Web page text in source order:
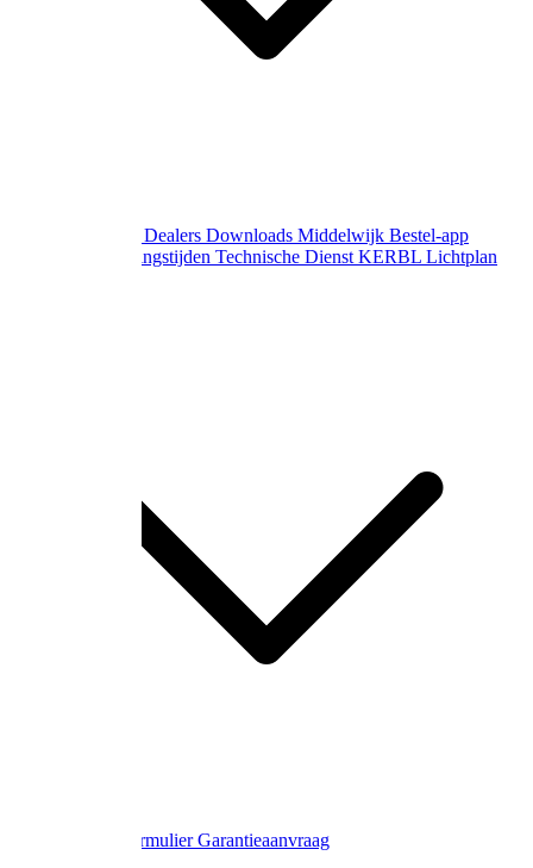
Dealers Downloads Middelwijk Bestel-app
Gewijzigde openingstijden Technische Dienst KERBL Lichtplan
RetourformulierGarantieaanvraag